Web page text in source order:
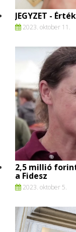
JEGYZET -
2023. oktober 11.
2,5 millió
a Fidesz
2023. oktober 5.